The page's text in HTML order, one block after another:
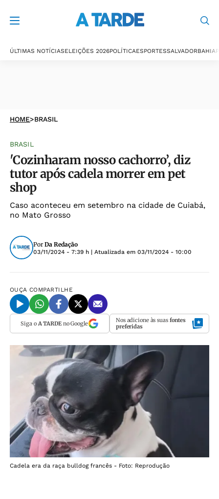
ÚLTIMAS NOTÍCIASELEIÇÕES 2026POLÍTICAESPORTESSALVADORBAHIA
HOME>BRASIL
BRASIL
'Cozinharam nosso cachorro’, diz
tutor após cadela morrer em pet
shop
Caso aconteceu em setembro na cidade de Cuiabá,
no Mato Grosso
Por Da Redação
03/11/2024 - 7:39 h | Atualizada em 03/11/2024 - 10:00
OUÇA COMPARTILHE
Siga o A TARDEno Google Nos adicione às suas fontes
preferidas
Cadela era da raça bulldog francês - Foto: Reprodução